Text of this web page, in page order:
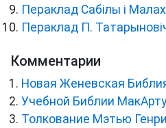
Пераклад Сабілы і
Пераклад П.
Комментарии
Новая Женевская
Учебной Библии
Толкование Мэтью Генри